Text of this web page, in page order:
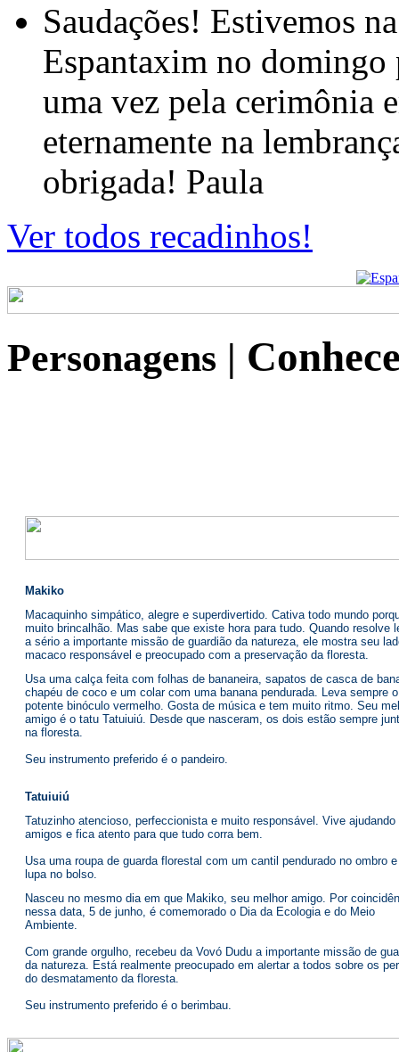
Saudações! Estivemos
Espantaxim no domingo
uma vez pela cerimônia
eternamente na
obrigada! Paula
Ver todos recadinhos!
Personagens |
Makiko
Macaquinho simpático, alegre e superdivertido. Cativa todo mundo
muito brincalhão. Mas sabe que existe hora para tudo. Quando resolve
a sério a importante missão de guardião da natureza, ele mostra seu
macaco responsável e preocupado com a preservação da floresta.
Usa uma calça feita com folhas de bananeira, sapatos de casca de
chapéu de coco e um colar com uma banana pendurada. Leva sempre
potente binóculo vermelho. Gosta de música e tem muito ritmo. Seu
amigo é o tatu Tatuiuiú. Desde que nasceram, os dois estão sempre
na floresta.
Seu instrumento preferido é o pandeiro.
Tatuiuiú
Tatuzinho atencioso, perfeccionista e muito responsável. Vive ajudando
amigos e fica atento para que tudo corra bem.
Usa uma roupa de guarda florestal com um cantil pendurado no ombro
lupa no bolso.
Nasceu no mesmo dia em que Makiko, seu melhor amigo. Por
nessa data, 5 de junho, é comemorado o Dia da Ecologia e do Meio
Ambiente.
Com grande orgulho, recebeu da Vovó Dudu a importante missão de
da natureza. Está realmente preocupado em alertar a todos sobre os
do desmatamento da floresta.
Seu instrumento preferido é o berimbau.